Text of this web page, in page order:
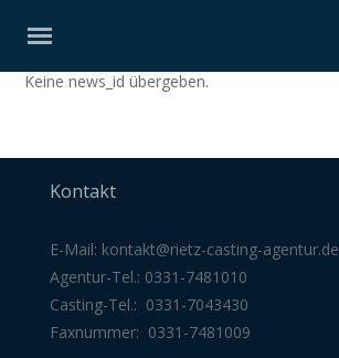
Keine news_id übergeben.
Kontakt
E-Mail: kontakt@rietz-casting-agentur.de
Agentur-Tel.: 0331-7481010
Casting-Tel.: 0331-7043430
Faxnummer: 0331-7481009